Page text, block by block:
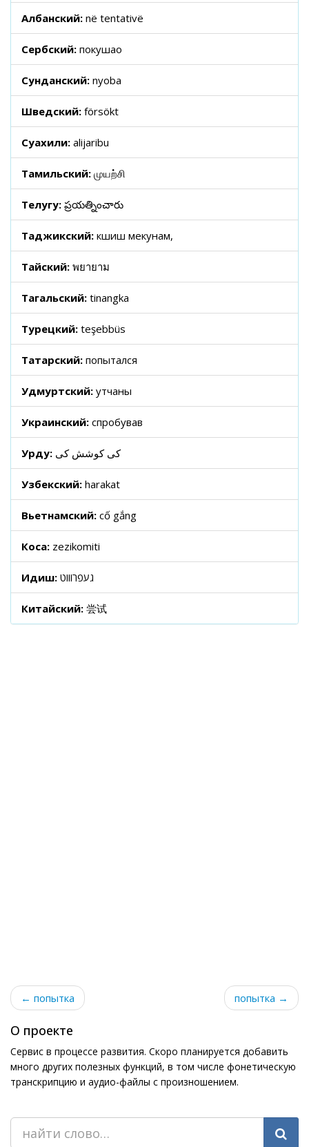
Албанский: në tentativë
Сербский: покушао
Сунданский: nyoba
Шведский: försökt
Суахили: alijaribu
Тамильский: முயற்சி
Телугу: ప్రయత్నించారు
Таджикский: кӯшиш мекунам,
Тайский: พยายาม
Тагальский: tinangka
Турецкий: teşebbüs
Татарский: попытался
Удмуртский: утчаны
Украинский: спробував
Урду: کی کوشش کی
Узбекский: harakat
Вьетнамский: cố gắng
Коса: zezikomiti
Идиш: געפרוווט
Китайский: 尝试
← попытка попытка →
О проекте
Сервис в процессе развития. Скоро планируется добавить
много других полезных функций, в том числе фонетическую
транскрипцию и аудио-файлы с произношением.